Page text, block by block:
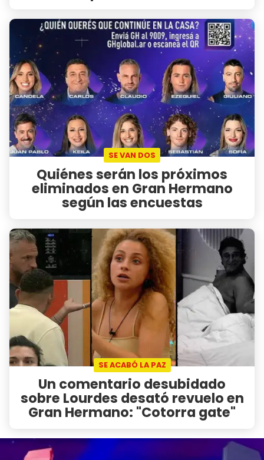
SE VAN DOS
Quiénes serán los próximos
eliminados en Gran Hermano
según las encuestas
SE ACABÓ LA PAZ
Un comentario desubidado
sobre Lourdes desató revuelo en
Gran Hermano: "Cotorra gate"